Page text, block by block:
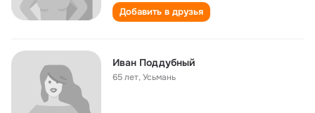
Добавить в друзья
Иван Поддубный
65 лет,Усьмань